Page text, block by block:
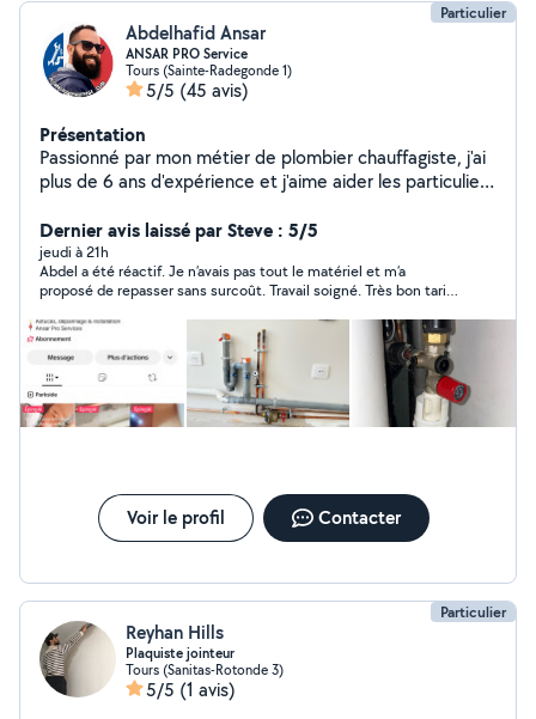
Particulier
Abdelhafid Ansar
ANSAR PRO Service
Tours (Sainte-Radegonde 1)
5/5 (45 avis)
Présentation
Passionné par mon métier de plombier chauffagiste, j'ai
plus de 6 ans d'expérience et j'aime aider les particuliers
Chaque dépannage est pour moi l'occasion de rassurer
et de simplifier la vie de mes clients. Disponible, sérieux
et toujours de bonne humeur , je m'assure que chaque
intervention se passe bien et que vous soyez
pleinement satisfait. Retrouvez mes conseils et mes
chantiers en vidéo sur TikTok : @ansar.37 (21k+
abonnés). Je partage mon quotidien de plombier pour
garantir une transparence totale sur la qualité de mes
interventions.
Dernier avis laissé par Steve : 5/5
jeudi à 21h
Abdel a été réactif. Je n’avais pas tout le matériel et m’a
proposé de repasser sans surcoût. Travail soigné. Très bon tarif.
Voir le profil Contacter
Particulier
Reyhan Hills
Plaquiste jointeur
Tours (Sanitas-Rotonde 3)
5/5 (1 avis)